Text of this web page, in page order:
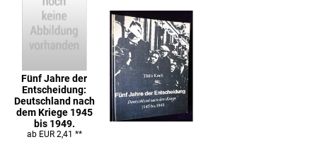
Fünf Jahre der
Entscheidung:
Deutschland nach
dem Kriege 1945
bis 1949.
ab EUR 2,41 **